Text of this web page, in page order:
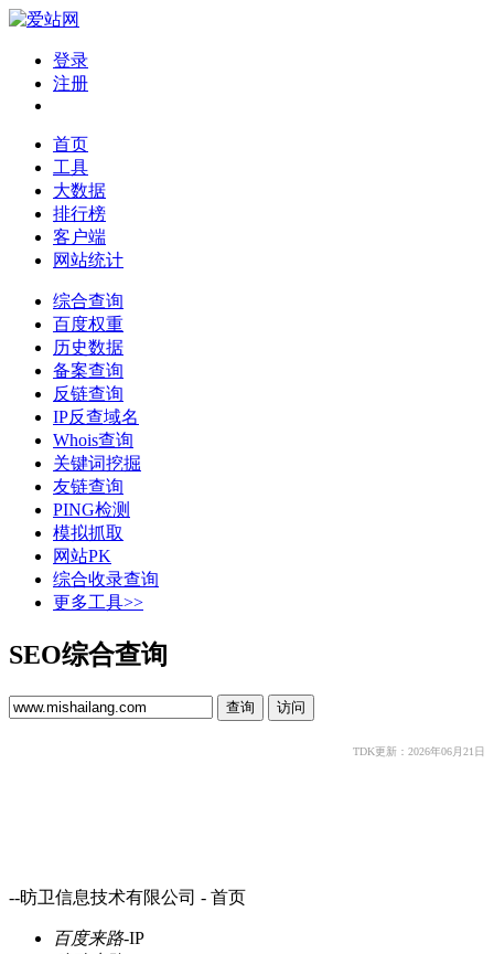
登录
注册
首页
工具
大数据
排行榜
客户端
网站统计
综合查询
百度权重
历史数据
备案查询
反链查询
IP反查域名
Whois查询
关键词挖掘
友链查询
PING检测
模拟抓取
网站PK
综合收录查询
更多工具>>
SEO综合查询
TDK更新：2026年06月21日
--昉卫信息技术有限公司 - 首页
百度来路-IP